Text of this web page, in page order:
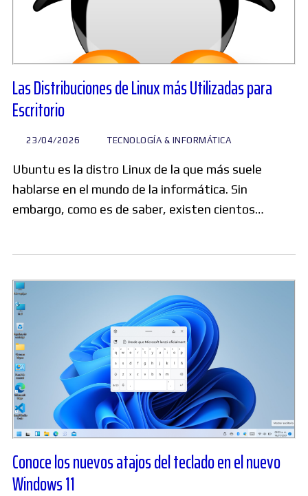
Las Distribuciones de Linux más Utilizadas para
Escritorio
23/04/2026 TECNOLOGÍA & INFORMÁTICA
Ubuntu es la distro Linux de la que más suele
hablarse en el mundo de la informática. Sin
embargo, como es de saber, existen cientos…
Conoce los nuevos atajos del teclado en el nuevo
Windows 11